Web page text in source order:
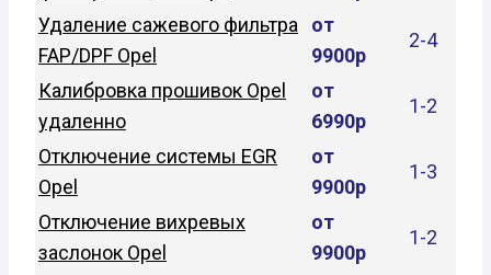
Удаление сажевого фильтра
FAP/DPF Opel
от
9900р
2-4
Калибровка прошивок Opel
удаленно
от
6990р
1-2
Отключение системы EGR
Opel
от
9900р
1-3
Отключение вихревых
заслонок Opel
от
9900р
1-2